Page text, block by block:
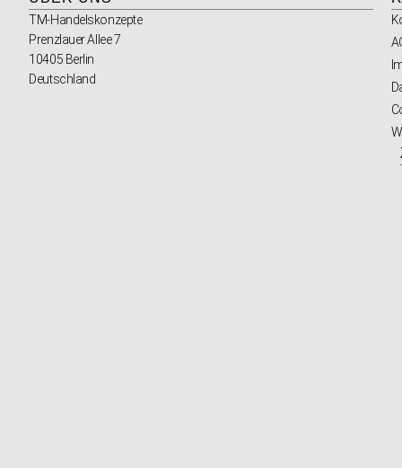
TM-Handelskonzepte
Prenzlauer Allee 7
10405 Berlin
Deutschland